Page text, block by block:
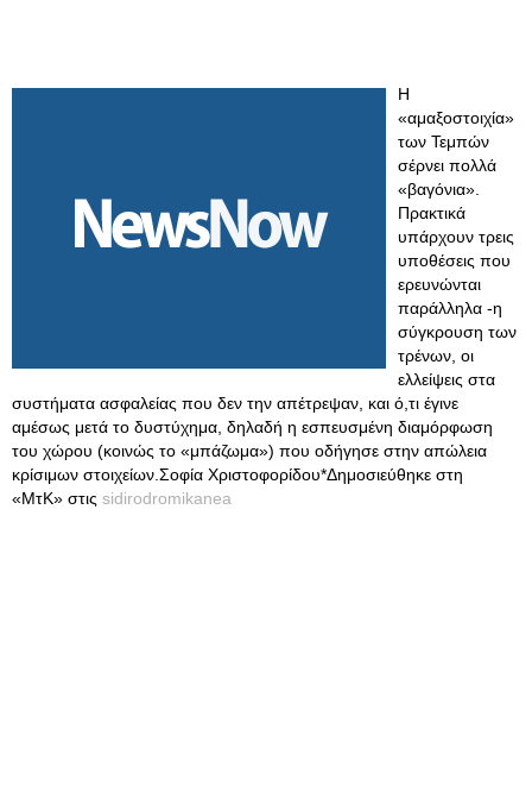
Η
«αμαξοστοιχία»
των Τεμπών
σέρνει πολλά
«βαγόνια».
Πρακτικά
υπάρχουν τρεις
υποθέσεις που
ερευνώνται
παράλληλα -η
σύγκρουση των
τρένων, οι
ελλείψεις στα
συστήματα ασφαλείας που δεν την απέτρεψαν, και ό,τι έγινε
αμέσως μετά το δυστύχημα, δηλαδή η εσπευσμένη διαμόρφωση
του χώρου (κοινώς το «μπάζωμα») που οδήγησε στην απώλεια
κρίσιμων στοιχείων.Σοφία Χριστοφορίδου*Δημοσιεύθηκε στη
«ΜτΚ» στις sidirodromikanea